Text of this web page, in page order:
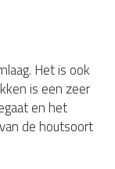
Het is ook
is een zeer
en het
de houtsoort